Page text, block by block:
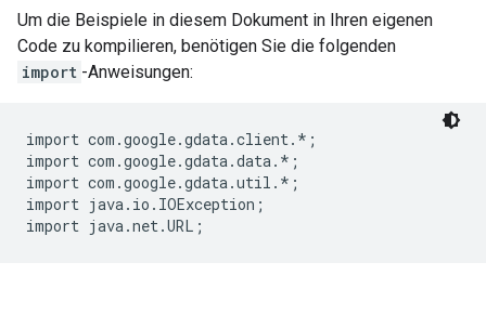
Um die Beispiele in diesem Dokument in Ihren eigenen
Code zu kompilieren, benötigen Sie die folgenden
import -Anweisungen:
import com.google.gdata.client.*;
import com.google.gdata.data.*;
import com.google.gdata.util.*;
import java.io.IOException;